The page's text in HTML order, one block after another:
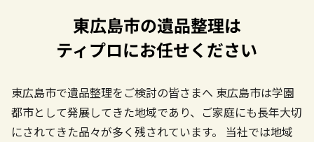
東広島市の遺品整理は
ティプロにお任せください
東広島市で遺品整理をご検討の皆さまへ 東広島市は学園
都市として発展してきた地域であり、ご家庭にも長年大切
にされてきた品々が多く残されています。
当社では地域